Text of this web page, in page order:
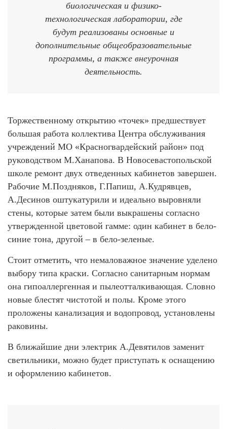
биологическая и физико-
технологическая лаборатории, где
будут реализованы основные и
дополнительные общеобразовательные
программы, а также внеурочная
деятельность.
Торжественному открытию «точек» предшествует
большая работа коллектива Центра обслуживания
учреждений МО «Красногвардейский район» под
руководством М.Ханапова. В Новосевастопольской
школе ремонт двух отведенных кабинетов завершен.
Рабочие М.Поздняков, Г.Папиш, А.Кудрявцев,
А.Десинов оштукатурили и идеально выровняли
стены, которые затем были выкрашены согласно
утвержденной цветовой гамме: один кабинет в бело-
синие тона, другой – в бело-зеленые.
Стоит отметить, что немаловажное значение уделено
выбору типа краски. Согласно санитарным нормам
она гипоаллергенная и пылеотталкивающая. Словно
новые блестят чистотой и полы. Кроме этого
проложены канализация и водопровод, установлены
раковины.
В ближайшие дни электрик А.Девятилов заменит
светильники, можно будет приступать к оснащению
и оформлению кабинетов.